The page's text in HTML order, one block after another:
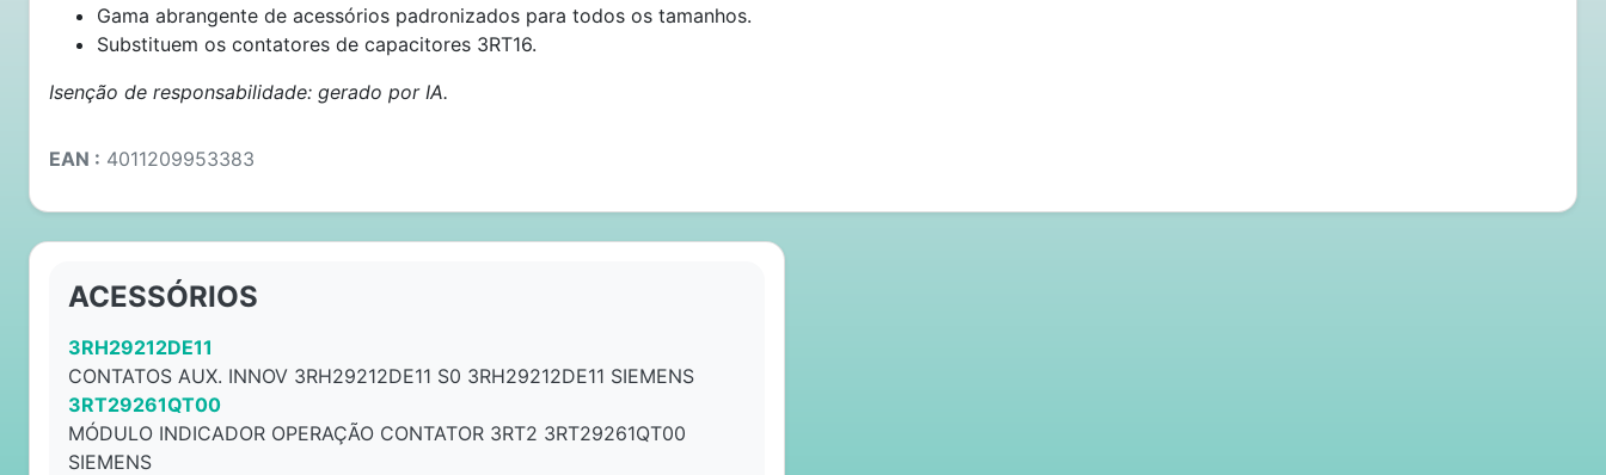
Gama abrangente de acessórios padronizados para todos os tamanhos.
Substituem os contatores de capacitores 3RT16.
Isenção de responsabilidade: gerado por IA.
EAN : 4011209953383
ACESSÓRIOS
3RH29212DE11
CONTATOS AUX. INNOV 3RH29212DE11 S0 3RH29212DE11 SIEMENS
3RT29261QT00
MÓDULO INDICADOR OPERAÇÃO CONTATOR 3RT2 3RT29261QT00
SIEMENS